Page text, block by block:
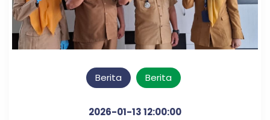
Berita Berita
2026-01-13 12:00:00